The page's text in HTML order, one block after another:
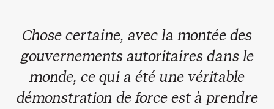
Chose certaine, avec la montée des
gouvernements autoritaires dans le
monde, ce qui a été une véritable
démonstration de force est à prendre